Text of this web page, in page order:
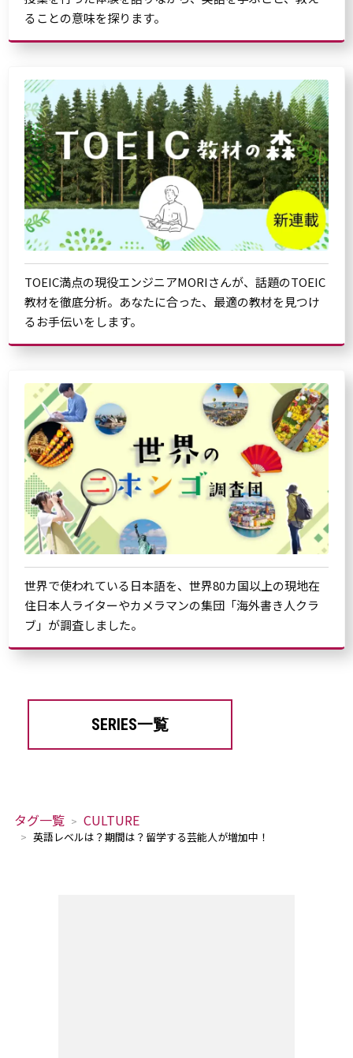
ることの意味を探ります。
TOEIC満点の現役エンジニアMORIさんが、話題のTOEIC
教材を徹底分析。あなたに合った、最適の教材を見つけ
るお手伝いをします。
世界で使われている日本語を、世界80カ国以上の現地在
住日本人ライターやカメラマンの集団「海外書き人クラ
ブ」が調査しました。
SERIES一覧
タグ一覧 CULTURE
英語レベルは？期間は？留学する芸能人が増加中！